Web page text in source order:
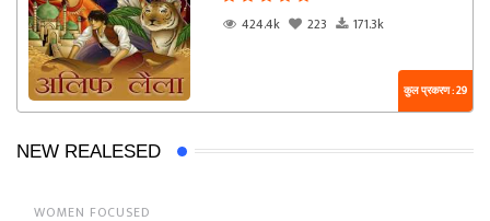
424.4k
223 171.3k
कुल प्रकरण : 29
NEW REALESED
WOMEN FOCUSED